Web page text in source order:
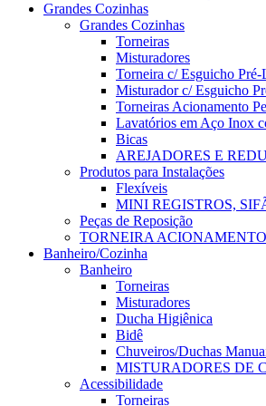
Grandes Cozinhas
Grandes Cozinhas
Torneiras
Misturadores
Torneira c/ Esguicho Pré-
Misturador c/ Esguicho
Torneiras Acionamento
Lavatórios em Aço Inox
Bicas
AREJADORES E
Produtos para Instalações
Flexíveis
MINI REGISTROS,
Peças de Reposição
TORNEIRA
Banheiro/Cozinha
Banheiro
Torneiras
Misturadores
Ducha Higiênica
Bidê
Chuveiros/Duchas
MISTURADORES DE
Acessibilidade
Torneiras